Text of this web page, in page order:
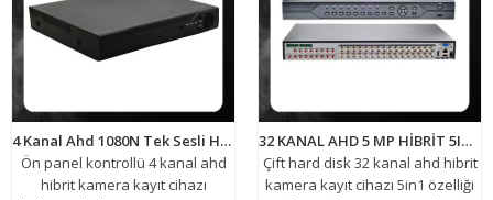
4 Kanal Ahd 1080N Tek Sesli Hibrit Dvr Metal Kasa Xmeye Kamera Kayıt Cihazı H265+ ARNA-4142
Ön panel kontrollü 4 kanal ahd
hibrit kamera kayıt cihazı
32 KANAL AHD 5 MP HİBRİT 5IN1 SESLİ DVR Güvenlik Kamerası Kayıt Cihazı ARNA-4035
Çift hard disk 32 kanal ahd hibrit
kamera kayıt cihazı 5in1 özelliği